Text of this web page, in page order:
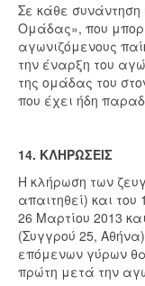
Σε κάθε
Ομάδας», που
αγωνιζόμενους
την έναρξη του
της ομάδας του
που έχει ήδη
14. ΚΛΗΡΩΣΕΙΣ
Η κλήρωση των
απαιτηθεί) και του
26 Μαρτίου 2013
(Συγγρού 25,
επόμενων γύρων
πρώτη μετά την